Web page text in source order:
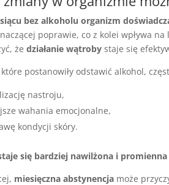
bez alkoholu organizm
poprawie, co z kolei wpływa
żedziałanie wątroby staje się
postanowiły odstawić alkohol,
nastroju,
wahania emocjonalne,
kondycji skóry.
się bardziej nawilżona i
miesięczna abstynencja może